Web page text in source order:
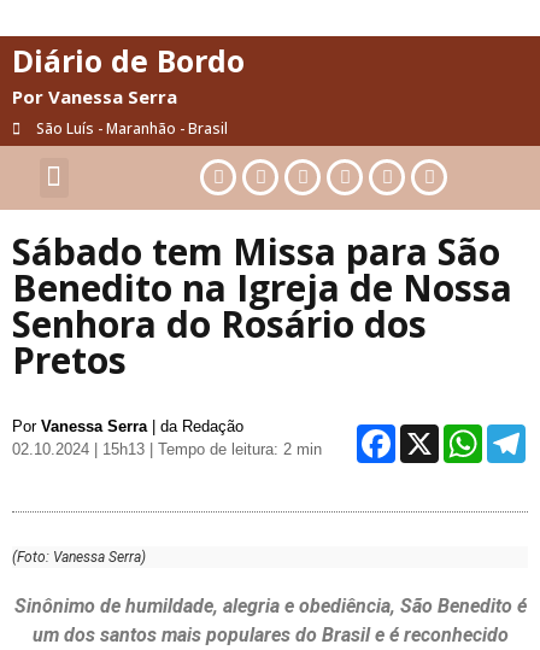
Diário de Bordo
Por Vanessa Serra
São Luís - Maranhão - Brasil
Sábado tem Missa para São
Benedito na Igreja de Nossa
Senhora do Rosário dos
Pretos
Por Vanessa Serra | da Redação
02.10.2024 | 15h13
| Tempo de leitura: 2 min X
(Foto: Vanessa Serra)
Sinônimo de humildade, alegria e obediência, São Benedito é
um dos santos mais populares do Brasil e é reconhecido